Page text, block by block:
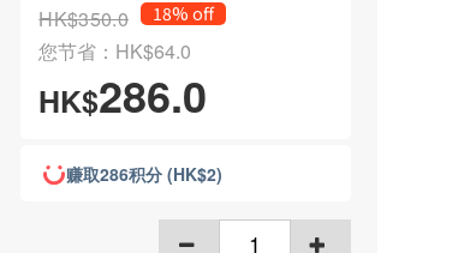
HK$350.0 18% off
您节省：HK$64.0
HK$286.0
赚取286积分 (HK$2)